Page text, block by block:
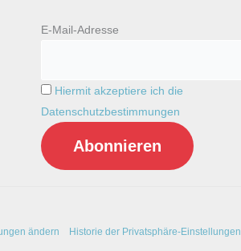
E-Mail-Adresse
Hiermit akzeptiere ich die
Datenschutzbestimmungen
ändern Historie der Privatsphäre-Einstellungen